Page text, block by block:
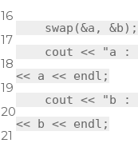
16
17
18
19
20
21
swap(&a, &b);
cout <<
"a :
<< a << endl;
cout <<
"b :
<< b << endl;